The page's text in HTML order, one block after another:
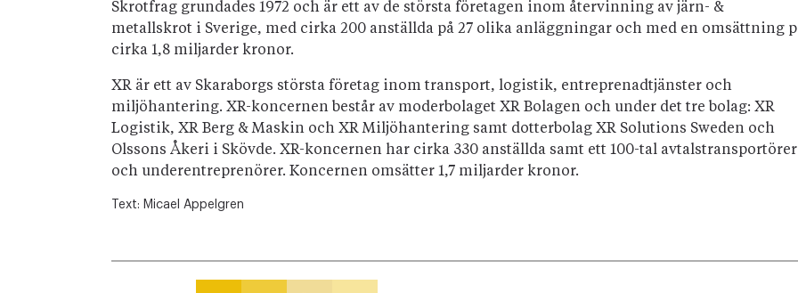
Skrotfrag grundades 1972 och är ett av de största företagen inom återvinning av järn- &
metallskrot i Sverige, med cirka 200 anställda på 27 olika anläggningar och med en omsättning
cirka 1,8 miljarder kronor.
XR är ett av Skaraborgs största företag inom transport, logistik, entreprenadtjänster och
miljöhantering. XR-koncernen består av moderbolaget XR Bolagen och under det tre bolag: XR
Logistik, XR Berg & Maskin och XR Miljöhantering samt dotterbolag XR Solutions Sweden och
Olssons Åkeri i Skövde. XR-koncernen har cirka 330 anställda samt ett 100-tal avtalstransportörer
och underentreprenörer. Koncernen omsätter 1,7 miljarder kronor.
Text: Micael Appelgren